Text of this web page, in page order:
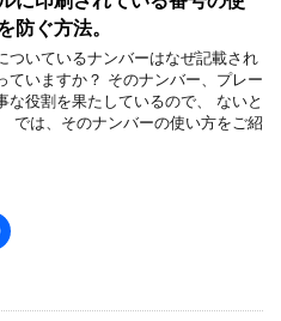
防ぐ方法。
ついているナンバーはなぜ記載され
ていますか？ そのナンバー、プレー
な役割を果たしているので、 ないと
では、そのナンバーの使い方をご紹